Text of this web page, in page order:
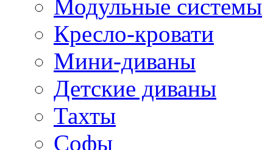
Модульные системы
Кресло-кровати
Мини-диваны
Детские диваны
Тахты
Софы